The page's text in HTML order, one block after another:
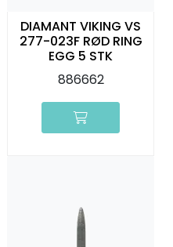
DIAMANT VIKING VS
277-023F RØD RING
EGG 5 STK
886662